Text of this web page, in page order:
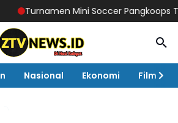
Mini Soccer Pangkoops TNI
Nasional Ekonomi Film